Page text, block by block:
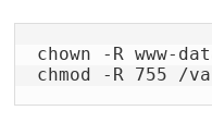
chown -R www-
chmod -R 755 /